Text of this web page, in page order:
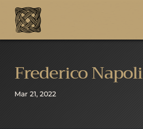
Frederico Napoli
Mar 21, 2022